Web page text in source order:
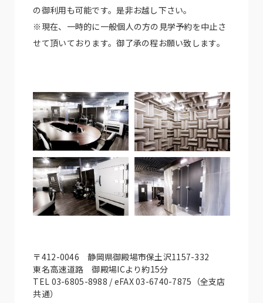
の御利用も可能です。是非お越し下さい。
※現在、一時的に一般個人の方の見学予約を中止さ
せて頂いております。御了承の程お願い致します。
〒412-0046 静岡県御殿場市保土沢1157-332
東名高速道路 御殿場ICより約15分
TEL 03-6805-8988 / eFAX 03-6740-7875（全支店
共通）